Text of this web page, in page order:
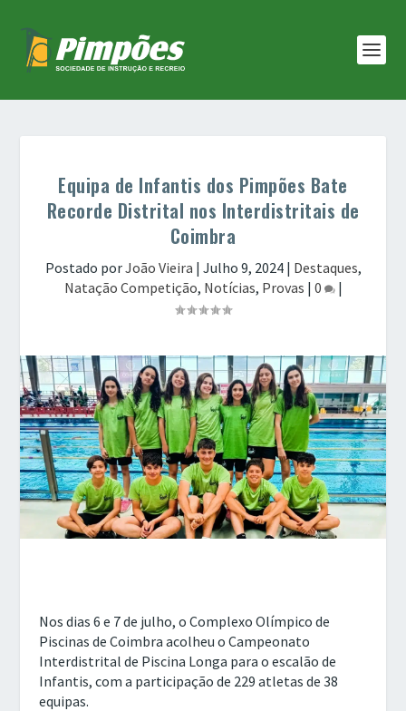
Equipa de Infantis dos Pimpões Bate
Recorde Distrital nos Interdistritais de
Coimbra
Postado porJoão Vieira | Julho 9, 2024| Destaques,
Natação Competição, Notícias, Provas | 0 |
Nos dias 6 e 7 de julho, o Complexo Olímpico de
Piscinas de Coimbra acolheu o Campeonato
Interdistrital de Piscina Longa para o escalão de
Infantis, com a participação de 229 atletas de 38
equipas.